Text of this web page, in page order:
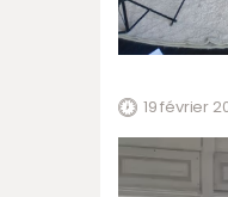
19 février